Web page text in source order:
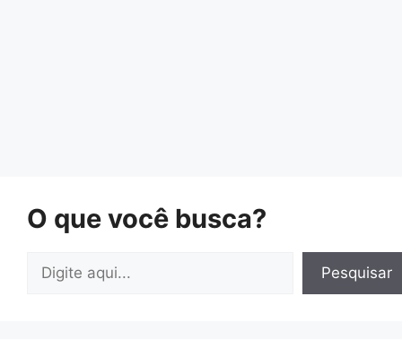
O que você busca?
Pesquisar